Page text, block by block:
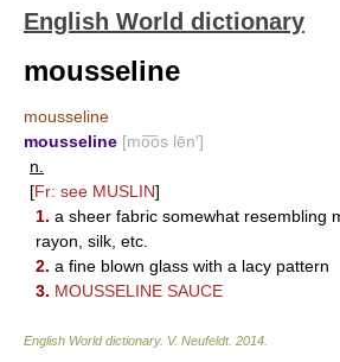
English World dictionary
mousseline
mousseline
mousseline [mo͞os lēn′]
n.
[Fr: see MUSLIN]
1. a sheer fabric somewhat resembling
rayon, silk, etc.
2. a fine blown glass with a lacy pattern
3. MOUSSELINE SAUCE
English World dictionary. V. Neufeldt. 2014